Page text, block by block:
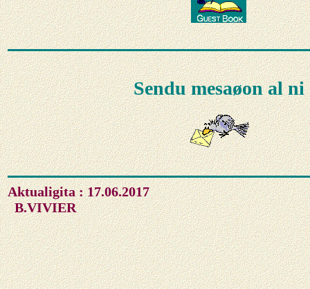
Sendu mesaøon al ni
Aktualigita : 17.06.2017
B.VIVIER